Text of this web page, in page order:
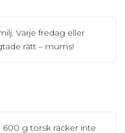
Varje fredag eller
rätt – mums!
600 g torsk räcker inte